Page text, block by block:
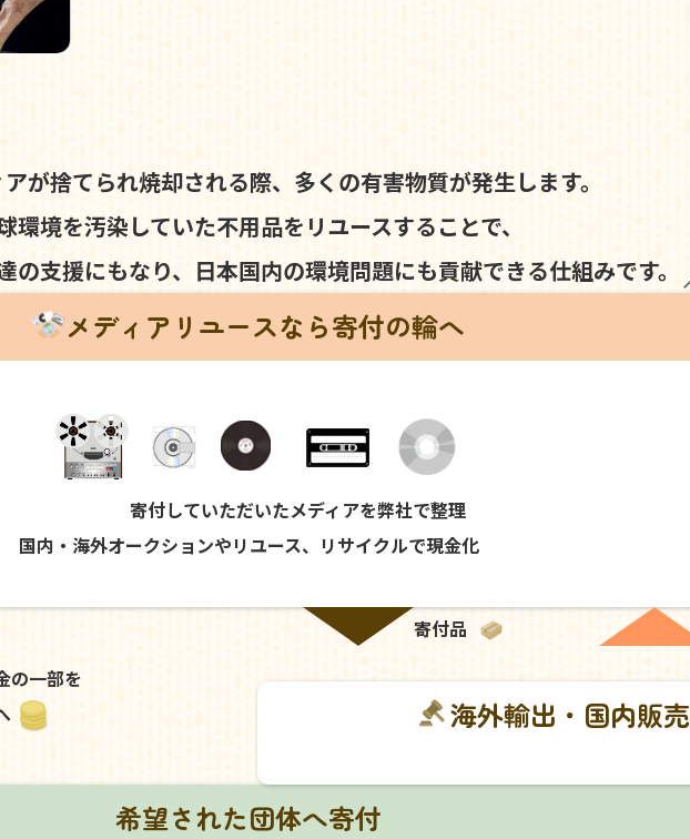
が捨てられ焼却される際、 多くの有害物質が発生します。
環境を汚染していた不用品を リユースすることで、
支援にもなり、 日本国内の環境問題にも貢献できる仕組みです。
メディアリユースなら寄付の輪へ
寄付していただいたメディアを弊社で整理
国内・海外オークションやリユース、リサイクルで現金化
の一部を
寄付品
海外輸出・国内販売
希望された団体へ寄付